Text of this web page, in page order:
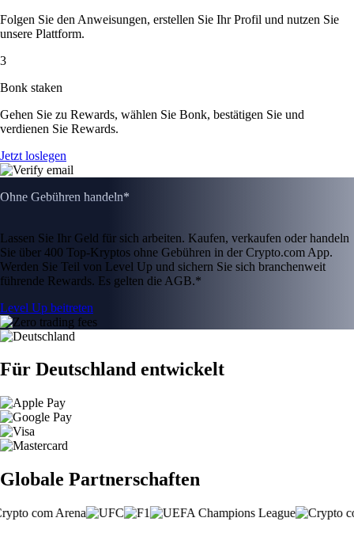
Folgen Sie den Anweisungen, erstellen Sie Ihr Profil und nutzen Sie
unsere Plattform.
3
Bonk staken
Gehen Sie zu Rewards, wählen Sie Bonk, bestätigen Sie und
verdienen Sie Rewards.
Jetzt loslegen
Ohne Gebühren handeln*
Lassen Sie Ihr Geld für sich arbeiten. Kaufen, verkaufen oder handeln
Sie über 400 Top-Kryptos ohne Gebühren in der Crypto.com App.
Werden Sie Teil von Level Up und sichern Sie sich branchenweit
führende Rewards. Es gelten die AGB.*
Level Up beitreten
Für Deutschland entwickelt
Globale Partnerschaften